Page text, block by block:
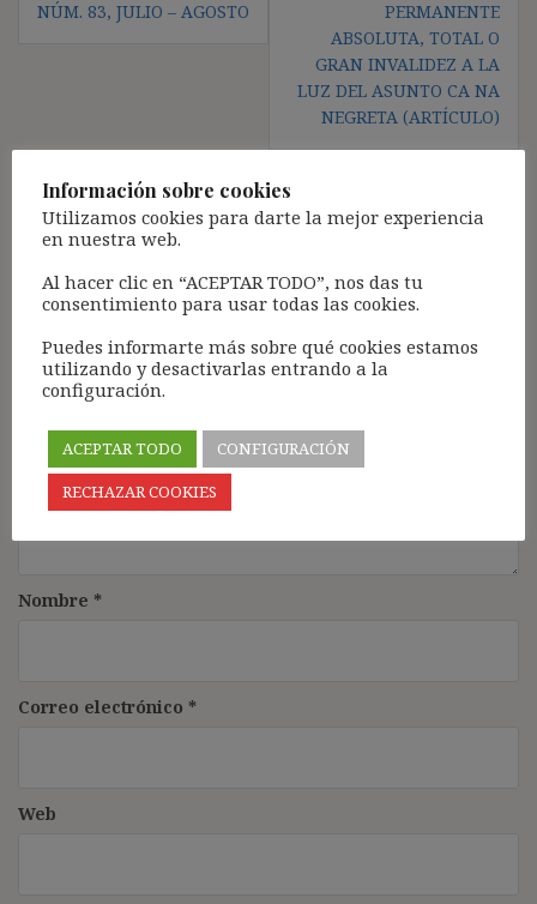
NÚM. 83, JULIO – AGOSTO
PERMANENTE
ABSOLUTA, TOTAL O
GRAN INVALIDEZ A LA
LUZ DEL ASUNTO CA NA
NEGRETA (ARTÍCULO)
Deja una respuesta
Tu dirección de correo electrónico no será publicada.
campos obligatorios están marcados con*
Comentario *
Nombre *
Correo electrónico *
Web
Información sobre cookies
Utilizamos cookies para darte la mejor experiencia
en nuestra web.
Al hacer clic en “ACEPTAR TODO”, nos das tu
consentimiento para usar todas las cookies.
Puedes informarte más sobre qué cookies estamos
utilizando y desactivarlas entrando a la
configuración.
ACEPTAR TODO
CONFIGURACIÓN
RECHAZAR COOKIES